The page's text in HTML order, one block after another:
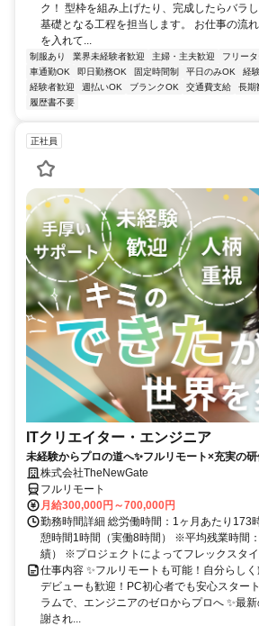
ク！ 型枠を組み上げたり、完成したらバラ
基礎となる工程を担当します。 お仕事の流
を入れて...
制服あり 業界未経験者歓迎 主婦・主夫歓迎 フリー
車通勤OK
即日勤務OK 固定時間制 平日のみOK 経
経験者歓迎
週払いOK ブランクOK 交通費支給 長期
履歴書不要
正社員
ITクリエイター・エンジニア
未経験からプロの道へ✨フルリモート×充実の研
株式会社TheNewGate
フルリモート
月給300,000円～700,000円
勤務時間詳細 総労働時間：1ヶ月あたり
憩時間1時間（実働8時間） ※平均残業時間
績） ※プロジェクトによってフレックスタイ
仕事内容 ✨フルリモートも可能！自分らし
デビューも歓迎！PC初心者でも安心スター
ラムで、エンジニアのゼロからプロへ ✨最
謝され...